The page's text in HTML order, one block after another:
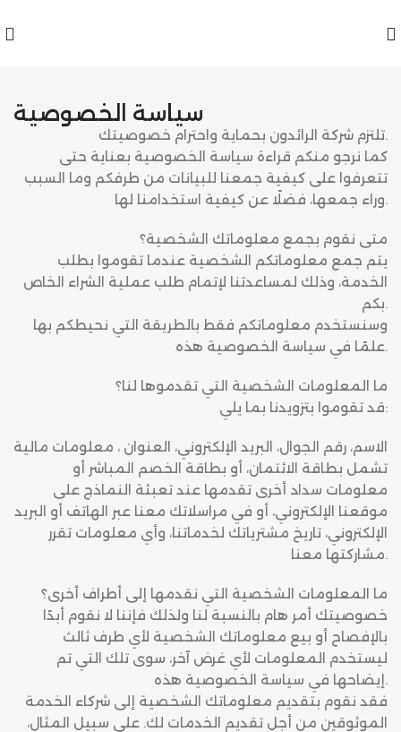
سياسة الخصوصية
تلتزم شركة الرائدون بحماية واحترام خصوصيتك.
كما نرجو منكم قراءة سياسة الخصوصية بعناية حتى
تتعرفوا على كيفية جمعنا للبيانات من طرفكم وما السبب
وراء جمعها، فضلًا عن كيفية استخدامنا لها.
متى نقوم بجمع معلوماتك الشخصية؟
يتم جمع معلوماتكم الشخصية عندما تقوموا بطلب
الخدمة، وذلك لمساعدتنا لإتمام طلب عملية الشراء الخاص
بكم.
وسنستخدم معلوماتكم فقط بالطريقة التي نحيطكم بها
علمًا في سياسة الخصوصية هذه.
ما المعلومات الشخصية التي تقدموها لنا؟
قد تقوموا بتزويدنا بما يلي:
الاسم، رقم الجوال، البريد الإلكتروني، العنوان ، معلومات مالية
تشمل بطاقة الائتمان، أو بطاقة الخصم المباشر أو
معلومات سداد أخرى تقدمها عند تعبئة النماذج على
موقعنا الإلكتروني، أو في مراسلاتك معنا عبر الهاتف أو البريد
الإلكتروني، تاريخ مشترياتك لخدماتنا، وأي معلومات تقرر
مشاركتها معنا.
ما المعلومات الشخصية التي نقدمها إلى أطراف أخرى؟
خصوصيتك أمر هام بالنسبة لنا ولذلك فإننا لا نقوم أبدًا
بالإفصاح أو بيع معلوماتك الشخصية لأي طرف ثالث
ليستخدم المعلومات لأي غرض آخر، سوى تلك التي تم
إيضاحها في سياسة الخصوصية هذه.
فقد نقوم بتقديم معلوماتك الشخصية إلى شركاء الخدمة
الموثوقين من أجل تقديم الخدمات لك. على سبيل المثال،